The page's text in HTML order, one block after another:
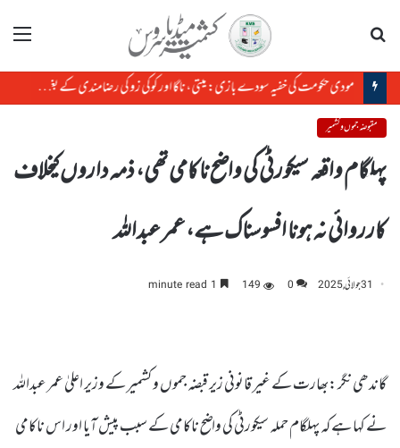
مینو
مودی حکومت کی خفیہ سودے بازی: میتی، ناگا اور کوکی زو کی رضامندی کے بغیر منی پور کی زمین کا سودا
مقبوضہ جموں و کشمیر
پہلگام واقعہ سیکورٹی کی واضح ناکامی تھی، ذمہ داروں کیخلاف
کارروائی نہ ہونا افسوسناک ہے، عمر عبداللہ
31 جولائی, 2025 0
149
گاندھی نگر :بھارت کے غیر قانونی زیر قبضہ جموں و کشمیر کے وزیر اعلیٰ عمر عبداللہ
نے کہا ہے کہ پہلگام حملہ سیکورٹی کی واضح ناکامی کے سبب پیش آیا اور اس ناکامی